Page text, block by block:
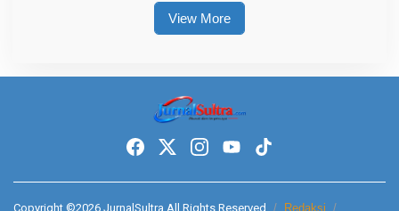
View More
Copyright ©2026 JurnalSultra All Rights Reserved Redaksi